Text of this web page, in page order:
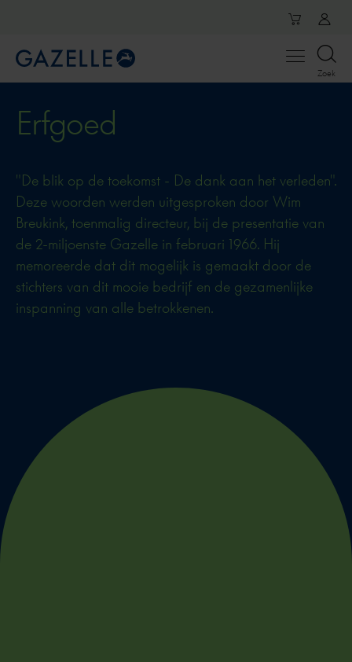
Open
Zoek
Erfgoed
"De blik op de toekomst - De dank aan het verleden".
Deze woorden werden uitgesproken door Wim
Breukink, toenmalig directeur, bij de presentatie van
de 2-miljoenste Gazelle in februari 1966. Hij
memoreerde dat dit mogelijk is gemaakt door de
stichters van dit mooie bedrijf en de gezamenlijke
inspanning van alle betrokkenen.